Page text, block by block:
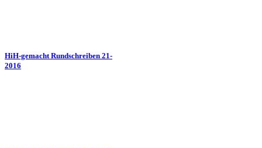
HiH-gemacht Rundschreiben 21-
2016